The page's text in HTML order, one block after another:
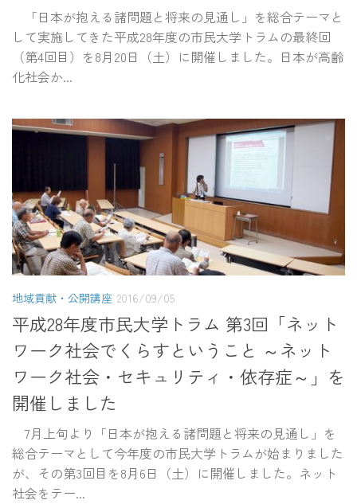
「日本が抱える諸問題と将来の見通し」を総合テーマと
して実施してきた平成28年度の市民大学トラムの最終回
（第4回目）を8月20日（土）に開催しました。日本が高齢
化社会か...
地域貢献・公開講座 2016/09/05
平成28年度市民大学トラム 第3回「ネット
ワーク社会でくらすということ ～ネット
ワーク社会・セキュリティ・依存症～」を
開催しました
7月上旬より「日本が抱える諸問題と将来の見通し」を
総合テーマとして今年度の市民大学トラムが始まりました
が、その第3回目を8月6日（土）に開催しました。ネット
社会をテー...